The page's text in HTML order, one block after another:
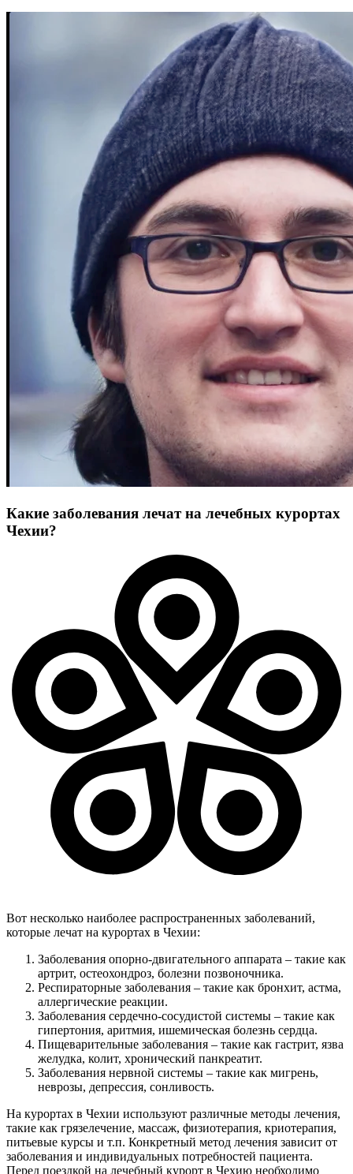
Какие заболевания лечат на лечебных курортах
Чехии?
Вот несколько наиболее распространенных заболеваний,
которые лечат на курортах в Чехии:
Заболевания опорно-двигательного аппарата – такие как
артрит, остеохондроз, болезни позвоночника.
Респираторные заболевания – такие как бронхит, астма,
аллергические реакции.
Заболевания сердечно-сосудистой системы – такие как
гипертония, аритмия, ишемическая болезнь сердца.
Пищеварительные заболевания – такие как гастрит, язва
желудка, колит, хронический панкреатит.
Заболевания нервной системы – такие как мигрень,
неврозы, депрессия, сонливость.
На курортах в Чехии используют различные методы лечения,
такие как грязелечение, массаж, физиотерапия, криотерапия,
питьевые курсы и т.п. Конкретный метод лечения зависит от
заболевания и индивидуальных потребностей пациента.
Перед поездкой на лечебный курорт в Чехию необходимо